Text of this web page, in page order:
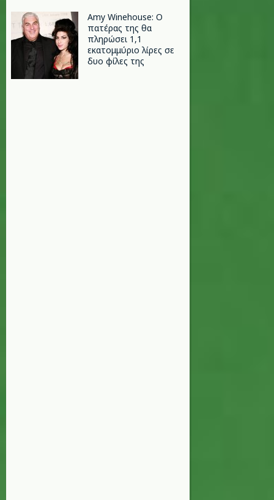
Amy Winehouse: Ο
πατέρας της θα
πληρώσει 1,1
εκατομμύριο λίρες σε
δυο φίλες της